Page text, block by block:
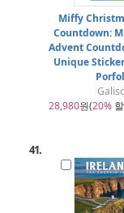
Miffy
Countdown:
Advent
Unique
28,980원(20%
41.